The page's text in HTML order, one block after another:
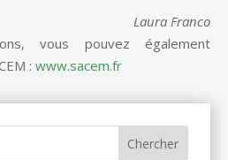
Laura Franco
vous pouvez également
: www.sacem.fr